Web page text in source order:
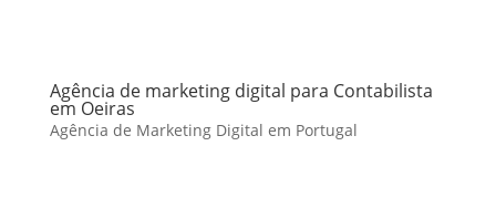
Agência de marketing digital para Contabilista
em Oeiras
Agência de Marketing Digital em Portugal